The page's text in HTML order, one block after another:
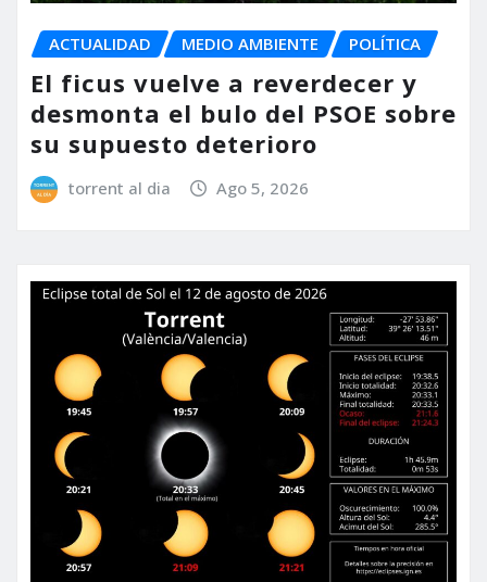
ACTUALIDAD MEDIO AMBIENTE POLÍTICA
El ficus vuelve a reverdecer y
desmonta el bulo del PSOE sobre
su supuesto deterioro
torrent al dia Ago 5, 2026